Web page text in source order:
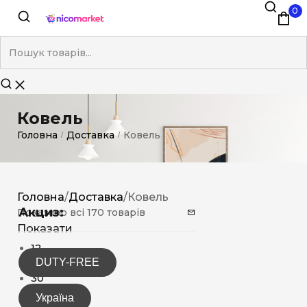
0
Ковель
Головна / Доставка / Ковель
Акциз:
DUTY-FREE
Україна
Головна/Доставка/Ковель
Показано всі 170 товарів
Показати
12
15
30